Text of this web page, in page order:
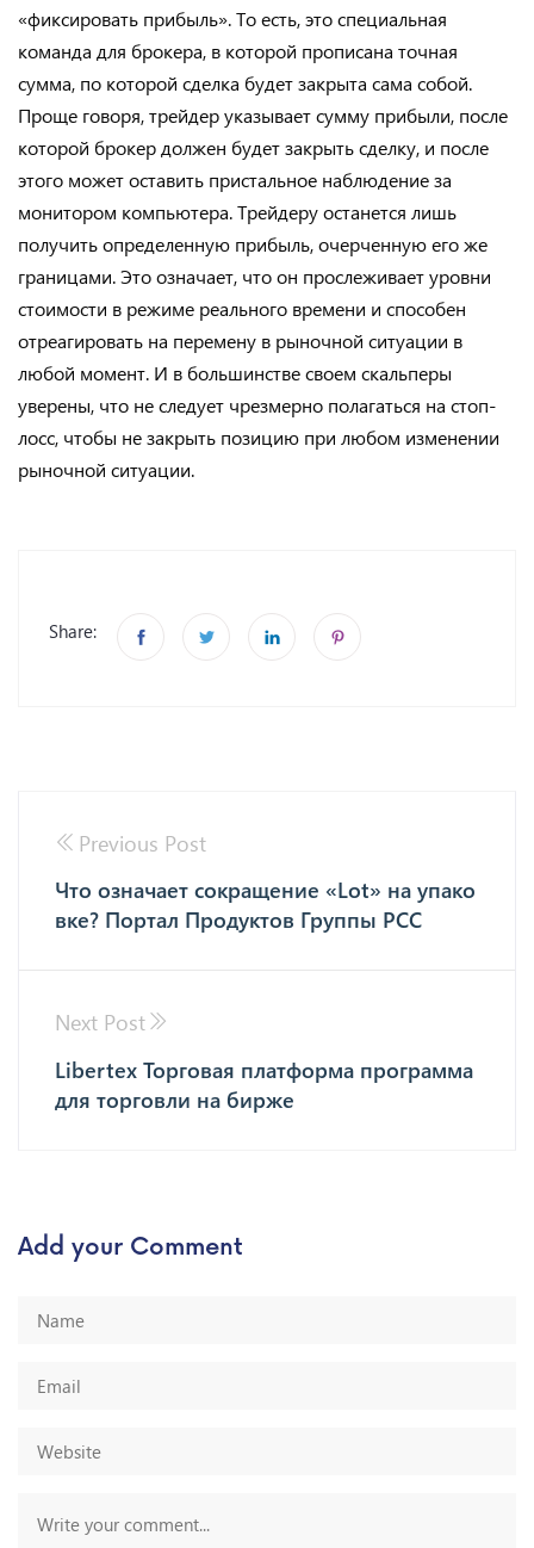
«фиксировать прибыль». То есть, это специальная
команда для брокера, в которой прописана точная
сумма, по которой сделка будет закрыта сама собой.
Проще говоря, трейдер указывает сумму прибыли, после
которой брокер должен будет закрыть сделку, и после
этого может оставить пристальное наблюдение за
монитором компьютера. Трейдеру останется лишь
получить определенную прибыль, очерченную его же
границами. Это означает, что он прослеживает уровни
стоимости в режиме реального времени и способен
отреагировать на перемену в рыночной ситуации в
любой момент. И в большинстве своем скальперы
уверены, что не следует чрезмерно полагаться на стоп-
лосс, чтобы не закрыть позицию при любом изменении
рыночной ситуации.
Share:
Previous Post
Что означает сокращение «Lot» на упако
вке? Портал Продуктов Группы РСС
Next Post
Libertex Торговая платформа программа
для торговли на бирже
Add your Comment